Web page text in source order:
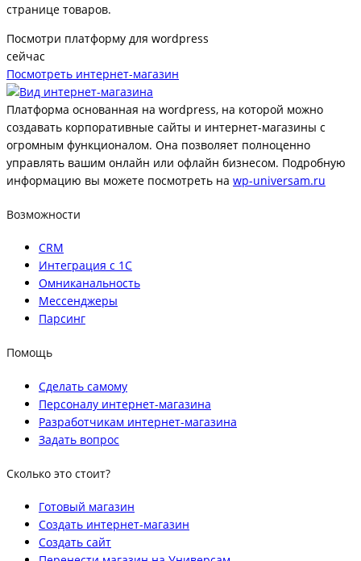
странице товаров.
Посмотри платформу для wordpress
сейчас
Посмотреть интернет-магазин
Платформа основанная на wordpress, на которой можно
создавать корпоративные сайты и интернет-магазины с
огромным функционалом. Она позволяет полноценно
управлять вашим онлайн или офлайн бизнесом. Подробную
информацию вы можете посмотреть на wp-universam.ru
Возможности
CRM
Интеграция с 1С
Омниканальность
Мессенджеры
Парсинг
Помощь
Сделать самому
Персоналу интернет-магазина
Разработчикам интернет-магазина
Задать вопрос
Сколько это стоит?
Готовый магазин
Создать интернет-магазин
Создать сайт